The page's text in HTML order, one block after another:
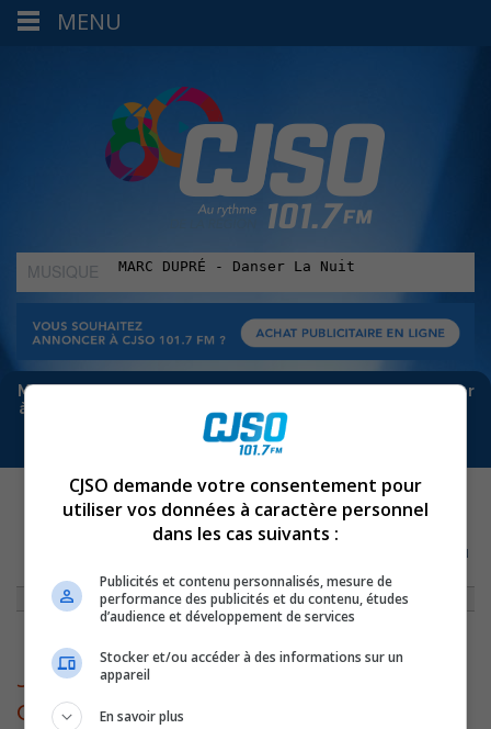
MUSIQUE
:
Meta bloque les infos sur Facebook. Pour ne rien manquer
à Sorel-Tracy et la région, abonne-toi à notre infolettre :
ACTUALITÉS»CÉGEP DE SOREL-TRACY : LES SYNDICATS
Jacques Gauthier – Crise de
confiance – Cégep – 20221115
MENU
CJSO demande votre consentement pour
utiliser vos données à caractère personnel
dans les cas suivants :
Publicités et contenu personnalisés, mesure de
performance des publicités et du contenu, études
d’audience et développement de services
Stocker et/ou accéder à des informations sur un
appareil
En savoir plus